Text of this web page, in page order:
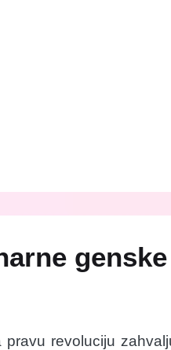
genske
revoluciju